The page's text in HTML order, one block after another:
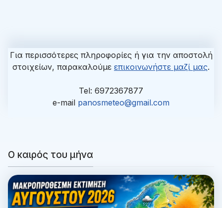
Για περισσότερες πληροφορίες ή για την αποστολή
στοιχείων, παρακαλούμε επικοινωνήστε μαζί μας.
Tel: 6972367877
e-mail panosmeteo@gmail.com
Ο καιρός του μήνα